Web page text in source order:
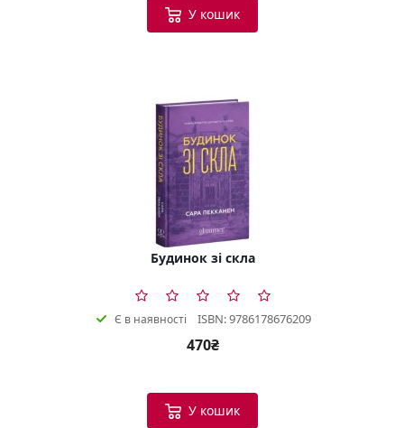
У кошик
Будинок зі скла
Є в наявності ISBN: 9786178676209
470₴
У кошик